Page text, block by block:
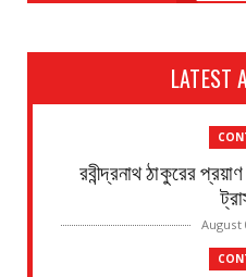
LATEST
রবীন্দ্রনাথ ঠাকুরের
August